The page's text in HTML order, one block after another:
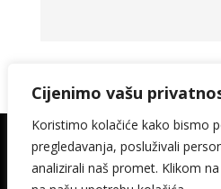
Cijenimo vašu
Koristimo kolačiće kako bismo
pregledavanja, posluživali
analizirali naš promet. Klikom
© 2026. Kamin
media-met